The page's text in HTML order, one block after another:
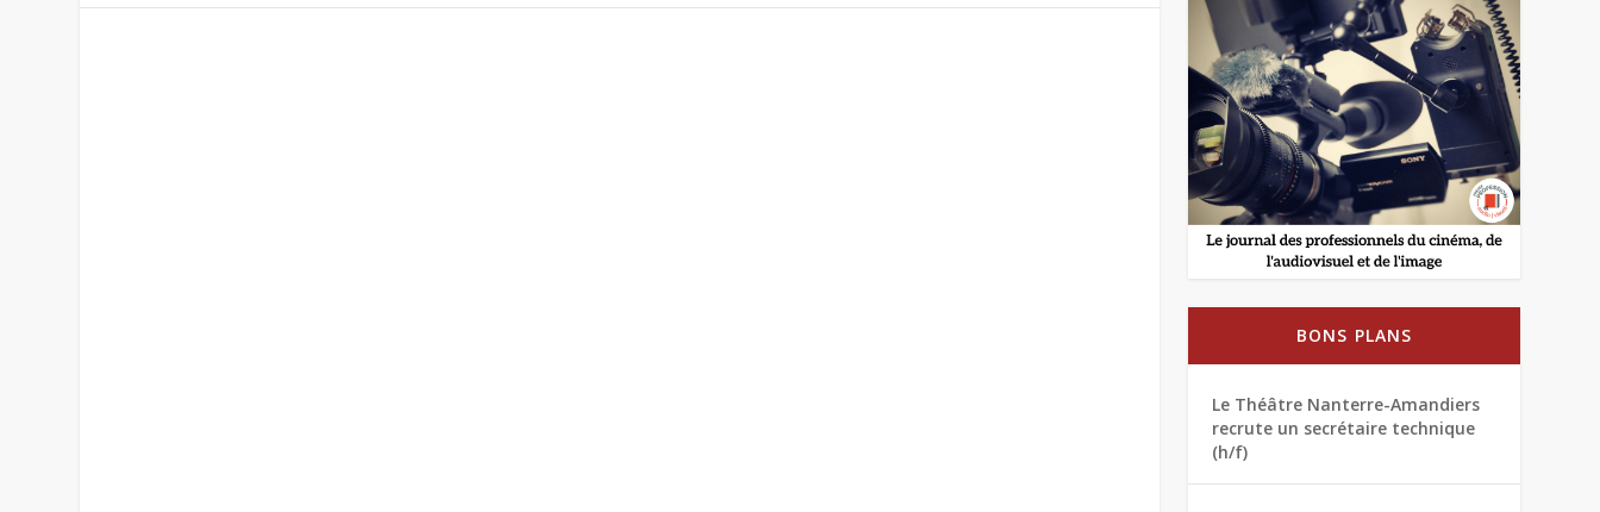
BONS PLANS
Le Théâtre Nanterre-Amandiers
recrute un secrétaire technique
(h/f)